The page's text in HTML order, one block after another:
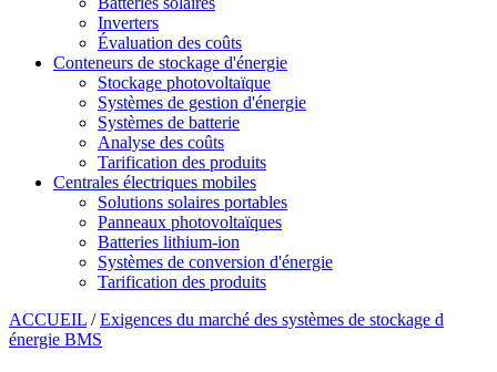
Inverters
Évaluation des coûts
Conteneurs de stockage d'énergie
Stockage photovoltaïque
Systèmes de gestion d'énergie
Systèmes de batterie
Analyse des coûts
Tarification des produits
Centrales électriques mobiles
Solutions solaires portables
Panneaux photovoltaïques
Batteries lithium-ion
Systèmes de conversion d'énergie
Tarification des produits
ACCUEIL /Exigences du marché des systèmes de stockage d
énergie BMS